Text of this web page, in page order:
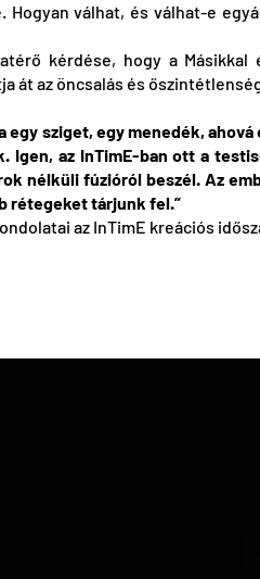
Hogyan válhat, és válhat-e
kérdése, hogy a
át az öncsalás és
egy sziget, egy menedék,
Igen, az InTimE-ban ott a
nélküli fúzióról beszél. Az
rétegeket tárjunk fel.”
az InTimE kreációs